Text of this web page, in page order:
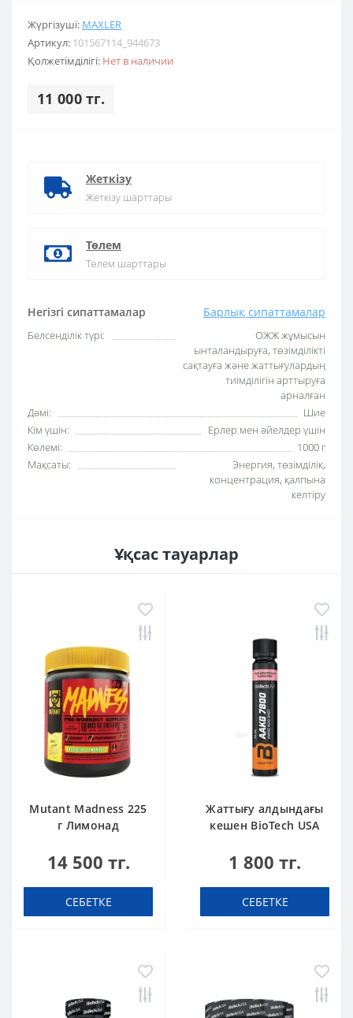
Жүргізуші: MAXLER
Артикул: 101567114_944673
Қолжетімділігі: Нет в наличии
11 000 тг.
Негізгі сипаттамалар Барлық сипаттамалар
Белсенділік түрі:
ОЖЖ жұмысын
ынталандыруға, төзімділікті
сақтауға және жаттығулардың
тиімділігін арттыруға
арналған
Дәмі:
Шие
Кім үшін:
Ерлер мен әйелдер үшін
Көлемі:
1000 г
Мақсаты:
Энергия, төзімділік,
концентрация, қалпына
келтіру
Жеткізу
Жеткізу шарттары
Төлем
Төлем шарттары
Ұқсас тауарлар
Mutant Madness 225
г Лимонад
14 500 тг.
СЕБЕТКЕ
Жаттығу алдындағы
кешен BioTech USA
Grapefruit 25ml
1 800 тг.
СЕБЕТКЕ